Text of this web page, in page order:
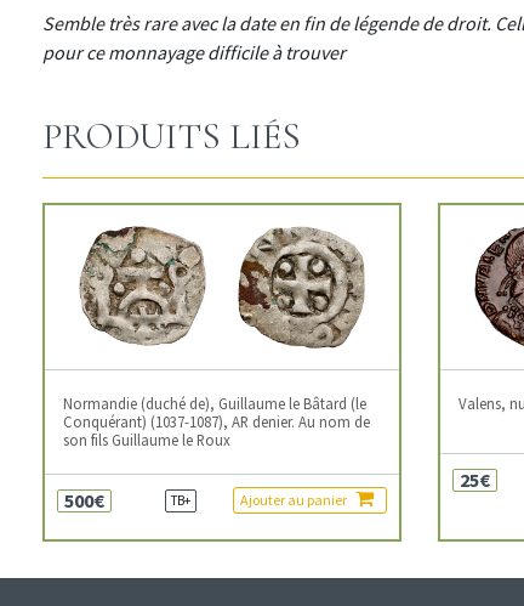
Semble très rare avec la date en fin de légende de droit.
pour ce monnayage difficile à trouver
PRODUITS LIÉS
Normandie (duché de), Guillaume le Bâtard (le
Conquérant) (1037-1087), AR denier. Au nom de
son fils Guillaume le Roux
500€ TB+ Ajouter au panier
Valens,
25€